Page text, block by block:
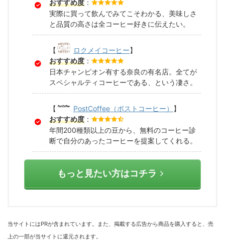
おすすめ度 ：
実際に買って飲んでみてこそわかる、美味しさ
と品質の高さは全コーヒー好きに伝えたい。
【 ロクメイコーヒー】
おすすめ度 ：
日本チャンピオン有する奈良の有名店。全てが
スペシャルティコーヒーである、という凄さ。
【 PostCoffee（ポストコーヒー）
】
おすすめ度 ：
年間200種類以上の豆から、無料のコーヒー診
断で自分のあったコーヒーを提案してくれる。
もっと見たい方はコチラ
当サイトにはPRが含まれています。また、掲載する広告から商品を購入すると、売
上の一部が当サイトに還元されます。